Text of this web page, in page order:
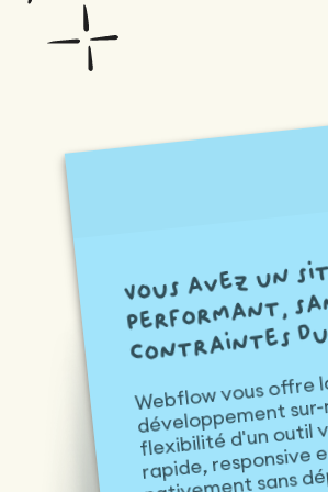
Vous avez un
performant,
contraintes
Webflow vous offre
développement
flexibilité d'un outil
rapide, responsive
nativement sans